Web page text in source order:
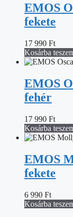
EMOS
fekete
17 990 Ft
Kosárba
EMOS
fehér
17 990 Ft
Kosárba
EMOS
fekete
6 990 Ft
Kosárba